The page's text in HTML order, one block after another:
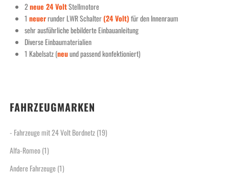
2neue 24 VoltStellmotore
1 neuerrunder LWR Schalter(24 Volt)für den Innenraum
sehr ausführliche bebilderte Einbauanleitung
Diverse Einbaumaterialien
1 Kabelsatz (neuund passend konfektioniert)
FAHRZEUGMARKEN
- Fahrzeuge mit 24 Volt Bordnetz(19)
Alfa-Romeo(1)
Andere Fahrzeuge(1)